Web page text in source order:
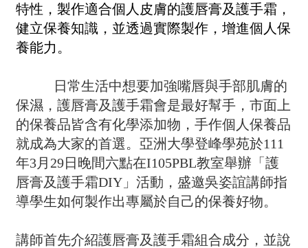
特性，製作適合個人皮膚的護唇膏及護手霜，
健立保養知識，並透過實際製作，增進個人保
養能力。
日常生活中想要加強嘴唇與手部肌膚的
保濕，護唇膏及護手霜會是最好幫手，市面上
的保養品皆含有化學添加物，手作個人保養品
就成為大家的首選。亞洲大學登峰學苑於111
年3月29日晚間六點在I105PBL教室舉辦「護
唇膏及護手霜DIY」活動，盛邀吳姿誼講師指
導學生如何製作出專屬於自己的保養好物。
講師首先介紹護唇膏及護手霜組合成分，並說